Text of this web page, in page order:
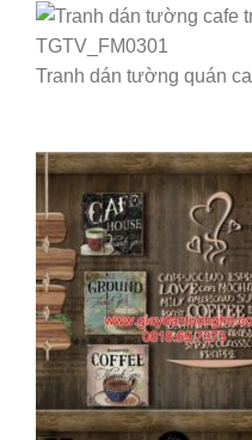
Tranh dán tường quán